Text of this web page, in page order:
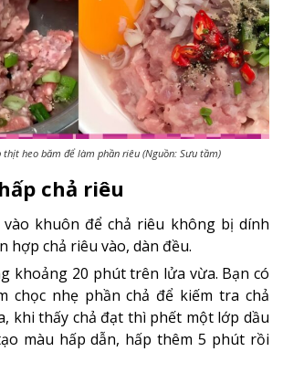
thịt heo băm để làm phần riêu (Nguồn: Sưu tầm)
chả riêu
khuôn để chả riêu không bị dính
hợp chả riêu vào, dàn đều.
khoảng 20 phút trên lửa vừa. Bạn có
chọc nhẹ phần chả để kiếm tra chả
khi thấy chả đạt thì phết một lớp dầu
màu hấp dẫn, hấp thêm 5 phút rồi